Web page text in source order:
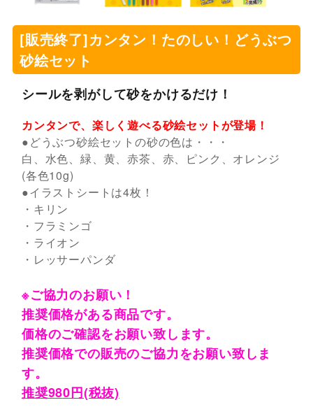
[販売終了]カンタン！たのしい！どうぶつ
砂絵セット
シールを剥がして砂をかけるだけ！
カンタンで、楽しく遊べる砂絵セットが登場！
●どうぶつ砂絵セットの砂の色は・・・
白、水色、緑、黄、赤茶、赤、ピンク、オレンジ
(各色10g)
●イラストシートは4枚！
・キリン
・フラミンゴ
・ライオン
・レッサーパンダ
※ご協力のお願い！
推奨価格がある商品です。
価格のご確認をお願い致します。
推奨価格での販売のご協力をお願い致しま
す。
推奨980円(税抜)